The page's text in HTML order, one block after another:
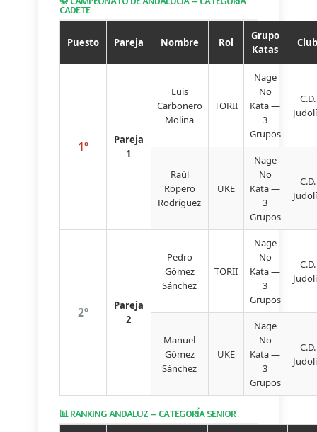
CADETE
Puesto Pareja Nombre Rol
Grupo
Katas
1º
Pareja
1
Luis
Carbonero
Molina
TORII
Nage
No
Kata —
3
Grupos
C.D.
Raúl
Ropero
Rodríguez
UKE
Nage
No
Kata —
3
Grupos
C.D.
2º
Pareja
2
Pedro
Gómez
Sánchez
TORII
Nage
No
Kata —
3
Grupos
C.D.
Manuel
Gómez
Sánchez
UKE
Nage
No
Kata —
3
Grupos
C.D.
📊 RANKING ANDALUZ — CATEGORÍA SENIOR